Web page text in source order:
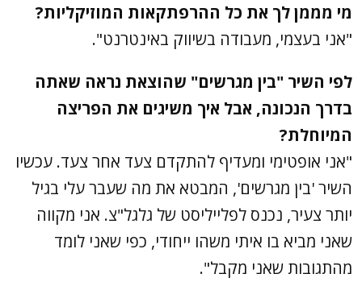
מי מממן לך את כל ההרפתקאות המוזיקליות?
"אני בעצמי, מעבודה בשיווק באינטרנט".
לפי השיר "בין מגרשים" שהוצאת נראה שאתה
בדרך הנכונה, אבל איך משיגים את הפריצה
המיוחלת?
"אני אופטימי ומעדיף להתקדם צעד אחר צעד. עכשיו
השיר 'בין מגרשים', המבטא את מה שעבר עלי בגיל
יותר צעיר, נכנס לפלייליסט של גלגל"צ. אני מקווה
שאני מביא בו איתי משהו ייחודי, כפי שאני לומד
מהתגובות שאני מקבל".